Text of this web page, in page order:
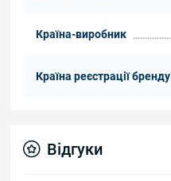
Країна-виробник
Країна реєстрації бренду
Відгуки